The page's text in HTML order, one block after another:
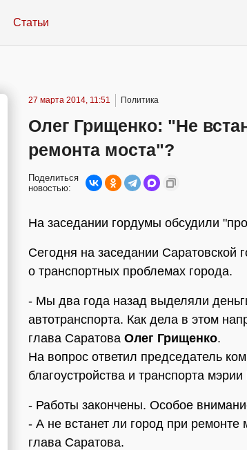
Статьи
27 марта 2014, 11:51 Политика
Олег Грищенко: "Не
ремонта моста"?
Поделиться
новостью:
На заседании гордумы обсудили
Сегодня на заседании Саратовской
о транспортных проблемах города.
- Мы два года назад выделяли
автотранспорта. Как дела в этом
глава Саратова Олег Грищенко.
На вопрос ответил председатель
благоустройства и транспорта мэрии
- Работы закончены. Особое
- А не встанет ли город при ремонте
глава Саратова.